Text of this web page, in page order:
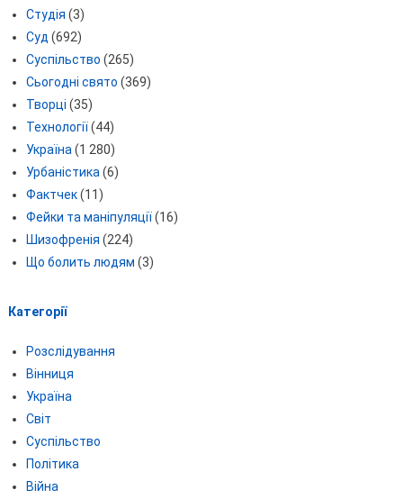
Студія (3)
Суд (692)
Суспільство (265)
Сьогодні свято (369)
Творці (35)
Технології(44)
Україна (1 280)
Урбаністика (6)
Фактчек(11)
Фейки та маніпуляції(16)
Шизофренія (224)
Що болить людям (3)
Категорії
Розслідування
Вінниця
Україна
Світ
Суспільство
Політика
Війна